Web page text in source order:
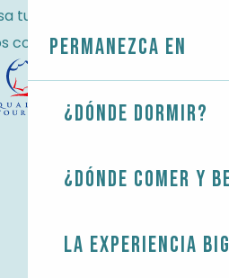
Permanezca en
¿Dónde dormir?
¿Dónde comer y
La experiencia
turística
compromisos